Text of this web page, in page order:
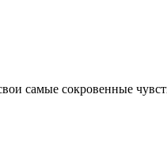
самые сокровенные